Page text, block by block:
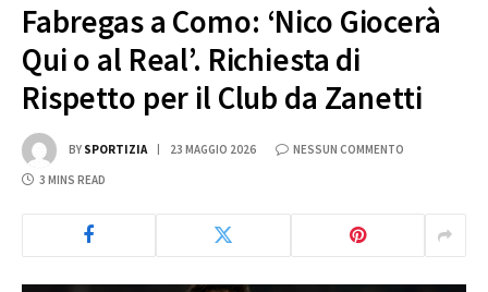
Fabregas a Como: ‘Nico Giocerà
Qui o al Real’. Richiesta di
Rispetto per il Club da Zanetti
BY SPORTIZIA 23 MAGGIO 2026 NESSUN COMMENTO
3 MINS READ